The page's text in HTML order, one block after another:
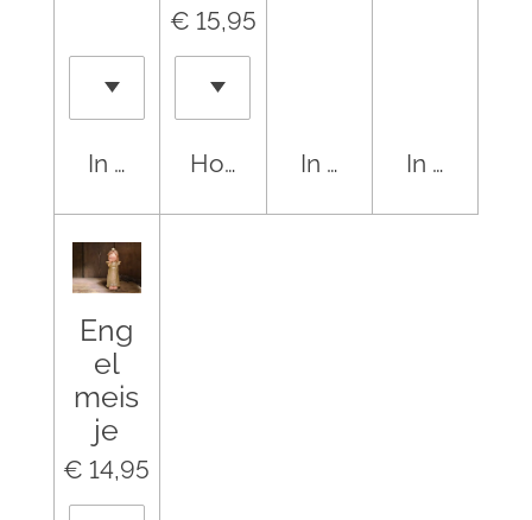
In winkelwagen
€ 15,95
Houd mij op de hoogte
In winkelwagen
In
Eng
el
meis
je
€ 14,95